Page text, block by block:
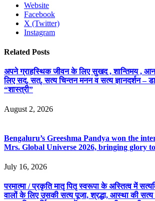
Website
Facebook
X (Twitter)
Instagram
Related Posts
अपने ग्राहस्थिक जीवन के लिए सुखद , शान्तिमय ,
लिए सद्, सत्, सत्य चिन्तन मनन व सत्य ज्ञानदर्शन –
“शास्त्री”
August 2, 2026
Bengaluru’s Greeshma Pandya won the
Mrs. Global Universe 2026, bringing glory
July 16, 2026
परमात्मा / प्रकृति मातृ पितृ स्वरूपा के अस्तित्व में
वालों के लिए उसकी सत्य पूजा, श्रद्धा, आस्था की